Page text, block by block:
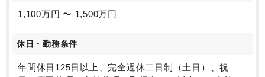
1,100万円 〜 1,500万円
休日・勤務条件
年間休日125日以上、完全週休二日制（土日）、祝